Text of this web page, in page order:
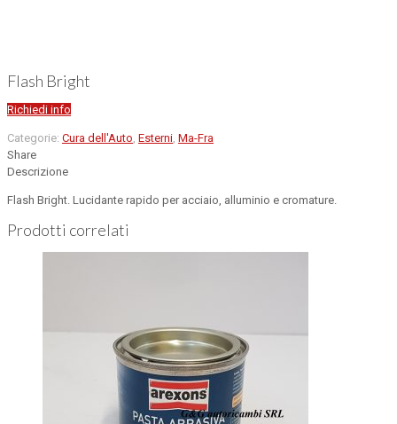
Flash Bright
Richiedi info
Categorie: Cura dell'Auto Esterni Ma-Fra
Share
Descrizione
Flash Bright. Lucidante rapido per acciaio, alluminio e cromature.
Prodotti correlati